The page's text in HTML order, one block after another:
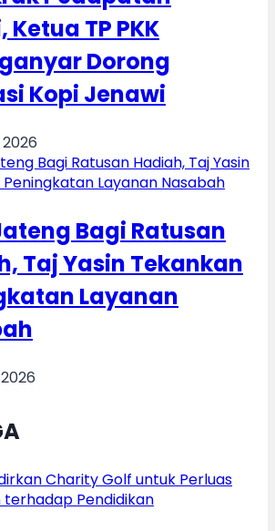
Ketua TP PKK
Dorong
Kopi Jenawi
Bagi Ratusan
Taj Yasin Tekankan
Layanan